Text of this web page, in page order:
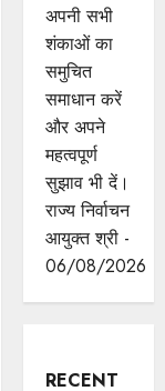
अपनी सभी
शंकाओं का
समुचित
समाधान करें
और अपने
महत्वपूर्ण
सुझाव भी दें।
राज्य निर्वाचन
आयुक्त श्री -
06/08/2026
RECENT